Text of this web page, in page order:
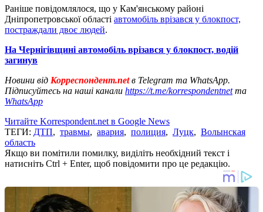
Раніше повідомлялося, що у Кам'янському районі
Дніпропетровської області автомобіль врізався у блокпост,
постраждали двоє людей.
На Чернігівщині автомобіль врізався у блокпост, водій
загинув
Новини від Корреспондент.netв Telegram та WhatsApp.
Підписуйтесь на наші канали https://t.me/korrespondentnetта
WhatsApp
Читайте Korrespondent.net в Google News
ТЕГИ: ДТП, травмы, авария, полиция, Луцк, Волынская
область
Якщо ви помітили помилку, виділіть необхідний текст і
натисніть Ctrl + Enter, щоб повідомити про це редакцію.